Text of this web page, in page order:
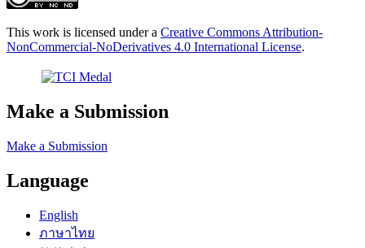
This work is licensed under a Creative Commons Attribution-
NonCommercial-NoDerivatives 4.0 International License.
Make a Submission
Make a Submission
Language
English
ภาษาไทย